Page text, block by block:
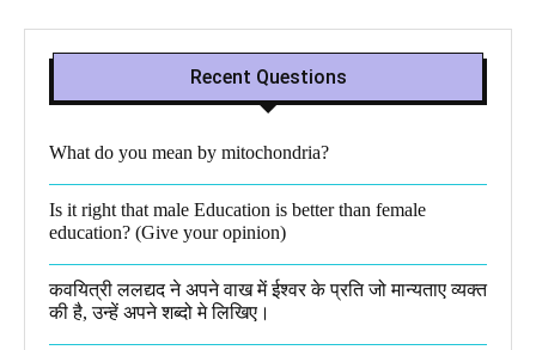
Recent Questions
What do you mean by mitochondria?​
Is it right that male Education is better than female
education? (Give your opinion)
कवयित्री ललद्यद ने अपने वाख में ईश्वर के प्रति जो मान्यताए व्यक्त
की है, उन्हें अपने शब्दो मे लिखिए।